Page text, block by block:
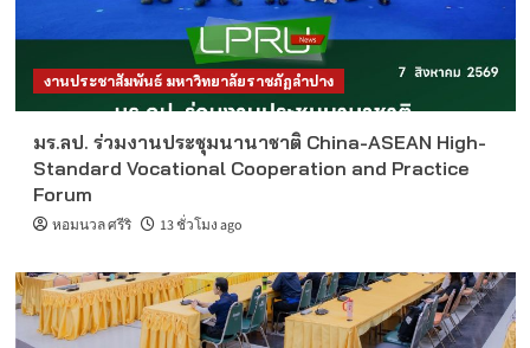
งานประชาสัมพันธ์ มหาวิทยาลัยราชภัฏลำปาง
มร.ลป. ร่วมงานประชุมนานาชาติ China-ASEAN High-
Standard Vocational Cooperation and Practice
Forum
หอมนวล ศรีริ 13 ชั่วโมง ago